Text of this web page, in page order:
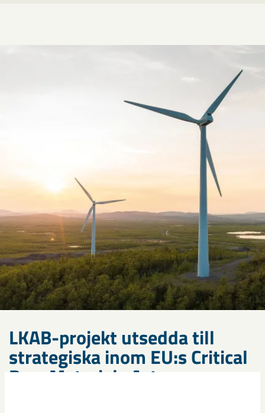
LKAB-projekt utsedda till
strategiska inom EU:s Critical
Raw Materials Act